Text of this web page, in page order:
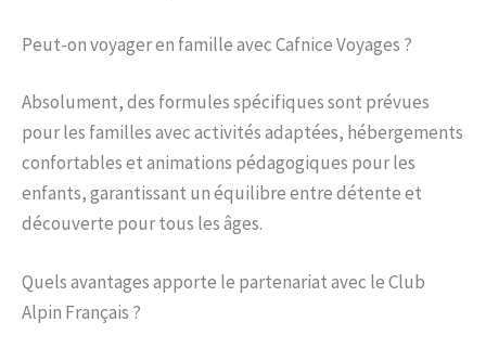
Peut-on voyager en famille avec Cafnice Voyages ?
Absolument, des formules spécifiques sont prévues
pour les familles avec activités adaptées, hébergements
confortables et animations pédagogiques pour les
enfants, garantissant un équilibre entre détente et
découverte pour tous les âges.
Quels avantages apporte le partenariat avec le Club
Alpin Français ?